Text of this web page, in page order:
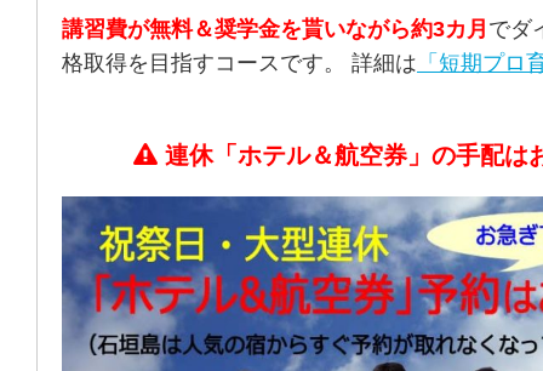
講習費が無料＆奨学金を貰いながら約3カ月 でダ
格取得を目指すコースです。 詳細は 「短期プロ
連休「ホテル＆航空券」の手配は